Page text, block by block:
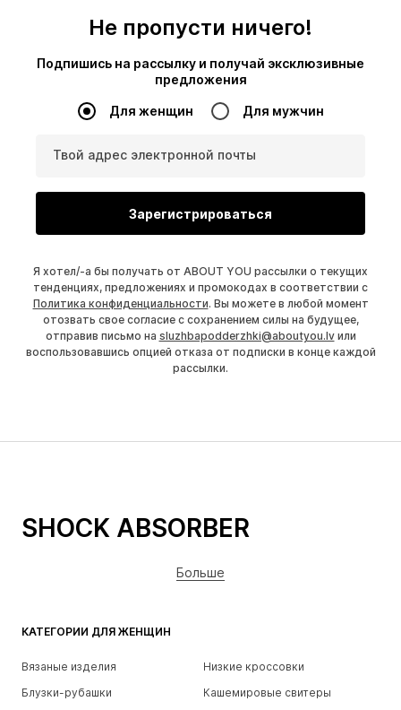
Не пропусти ничего!
Подпишись на рассылку и получай эксклюзивные
предложения
Для женщин Для мужчин
Твой адрес электронной почты
Зарегистрироваться
Я хотел/-а бы получать от ABOUT YOU рассылки о текущих
тенденциях, предложениях и промокодах в соответствии с
Политика конфиденциальности. Вы можете в любой момент
отозвать свое согласие с сохранением силы на будущее,
отправив письмо на sluzhbapodderzhki@aboutyou.lvили
воспользовавшись опцией отказа от подписки в конце каждой
рассылки.
КАТЕГОРИИ ДЛЯ ЖЕНЩИН
Вязаные изделия
Низкие кроссовки
Блузки-рубашки
Кашемировые свитеры
SHOCK ABSORBER
Больше